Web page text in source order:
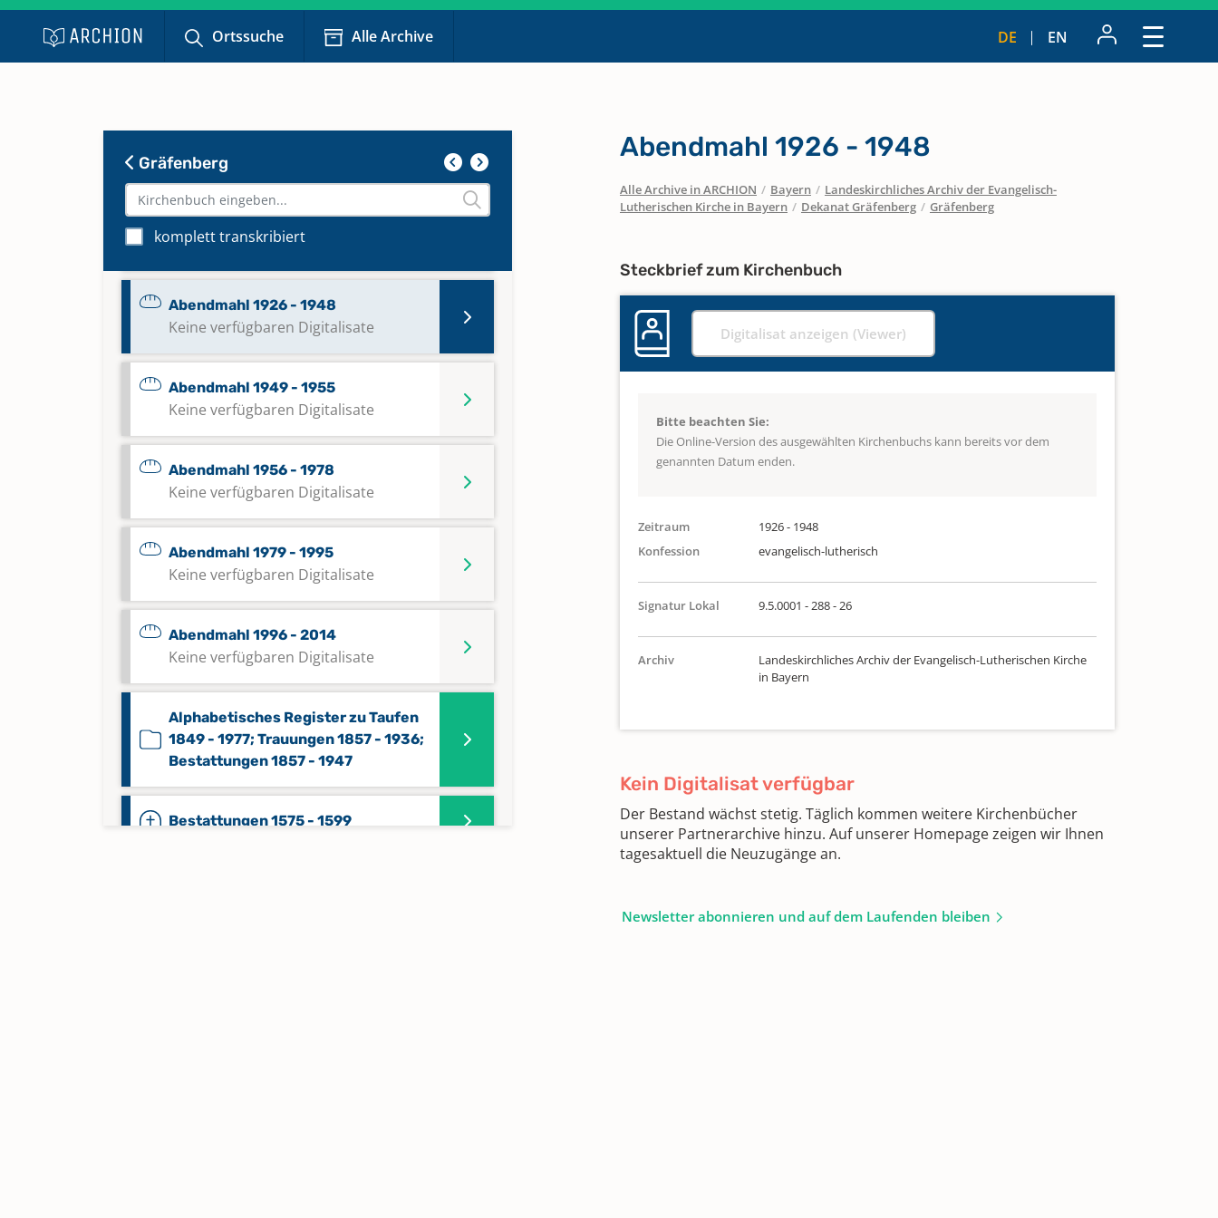
Ortssuche Alle Archive DE EN
Gräfenberg
komplett transkribiert
Keine verfügbaren Digitalisate
Abendmahl 1901 - 1925
Keine verfügbaren Digitalisate
Abendmahl 1926 - 1948
Keine verfügbaren Digitalisate
Abendmahl 1949 - 1955
Keine verfügbaren Digitalisate
Abendmahl 1956 - 1978
Keine verfügbaren Digitalisate
Abendmahl 1979 - 1995
Keine verfügbaren Digitalisate
Abendmahl 1996 - 2014
Keine verfügbaren Digitalisate
Alphabetisches Register zu Taufen
1849 - 1977; Trauungen 1857 - 1936;
Bestattungen 1857 - 1947
Bestattungen 1575 - 1599
Abendmahl 1926 - 1948
Alle Archive in ARCHION / Bayern / Landeskirchliches Archiv der Evangelisch-
Lutherischen Kirche in Bayern / Dekanat Gräfenberg / Gräfenberg
Steckbrief zum Kirchenbuch
Digitalisat anzeigen (Viewer)
Bitte beachten Sie:
Die Online-Version des ausgewählten Kirchenbuchs kann bereits vor dem
genannten Datum enden.
Zeitraum
1926 - 1948
Konfession
evangelisch-lutherisch
Signatur Lokal 9.5.0001 - 288 - 26
Archiv
Landeskirchliches Archiv der Evangelisch-Lutherischen Kirche
in Bayern
Kein Digitalisat verfügbar
Der Bestand wächst stetig. Täglich kommen weitere Kirchenbücher
unserer Partnerarchive hinzu. Auf unserer Homepage zeigen wir Ihnen
tagesaktuell die Neuzugänge an.
Newsletter abonnieren und auf dem Laufenden bleiben